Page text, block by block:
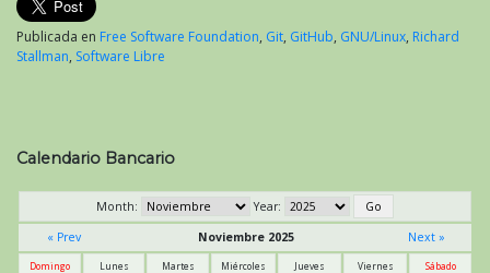
Publicada en Free Software Foundation, Git, GitHub, GNU/Linux, Richard
Stallman, Software Libre
Calendario Bancario
Month:
Year:
« Prev
Noviembre 2025 Next »
Domingo Lunes Martes Miércoles Jueves Viernes Sábado